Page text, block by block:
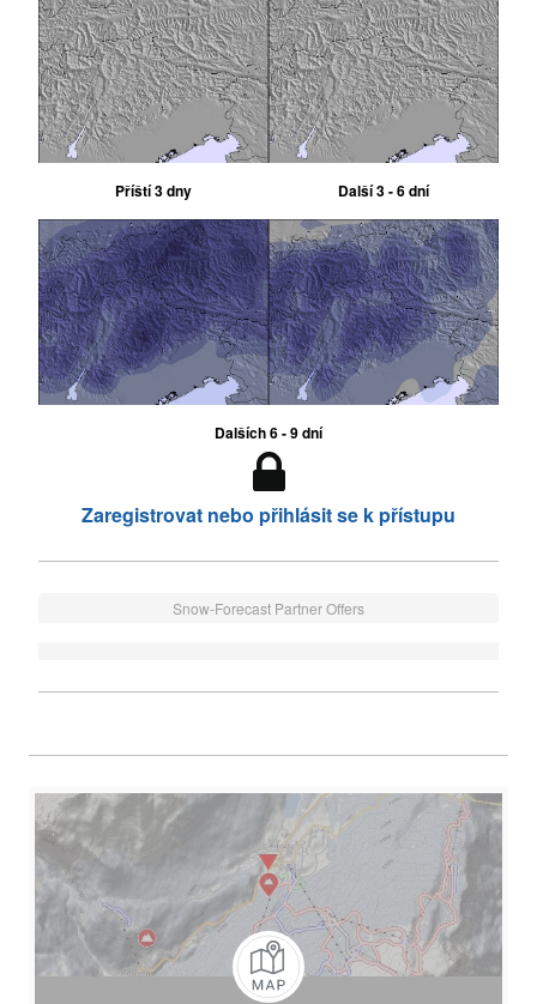
Příští 3 dny Další 3 - 6 dní
Dalších 6 - 9 dní
Zaregistrovat nebo přihlásit se k přístupu
Snow-Forecast Partner Offers